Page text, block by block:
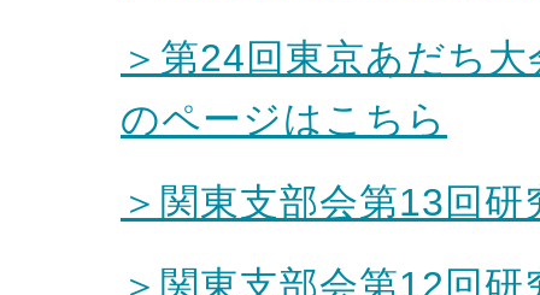
＞第24回東京あだち
のページはこちら
＞関東支部会第13回
＞関東支部会第12回